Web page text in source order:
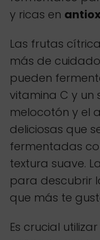
y ricas en
Las frutas
más de
pueden
vitamina C y un
melocotón y el
deliciosas que
fermentadas
textura suave. La
para descubrir
que más te
Es crucial